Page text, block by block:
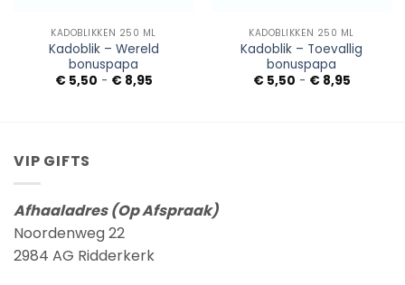
KADOBLIKKEN 250 ML
Kadoblik – Wereld
bonuspapa
€5,50 - €8,95Prijsklasse:
KADOBLIKKEN 250 ML
Kadoblik – Toevallig
bonuspapa
€5,50 - €8,95
VIP GIFTS
Afhaaladres (Op Afspraak)
Noordenweg 22
2984 AG Ridderkerk